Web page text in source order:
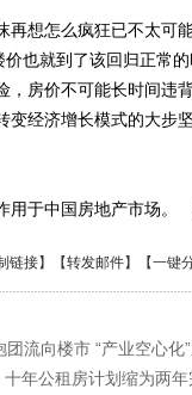
想怎么疯狂已不太可
价也就到了该回归正常
，房价不可能长时间违
变经济增长模式的大
于中国房地产市场。
链接】【转发邮件】 【一键
流向楼市 “产业空心化”
年公租房计划缩为两年